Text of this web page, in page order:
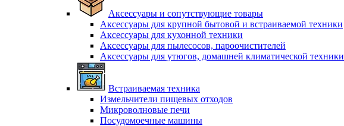
Аксессуары и сопутствующие товары
Аксессуары для крупной бытовой и встраиваемой техники
Аксессуары для кухонной техники
Аксессуары для пылесосов, пароочистителей
Аксессуары для утюгов, домашней климатической техники
Встраиваемая техника
Измельчители пищевых отходов
Микроволновые печи
Посудомоечные машины